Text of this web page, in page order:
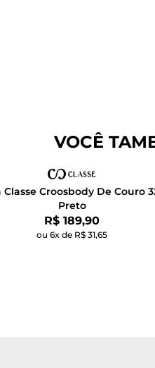
VOCÊ
Classe Croosbody De Couro
Preto
Por:
R$ 189,90
ou 6x de R$ 31,65